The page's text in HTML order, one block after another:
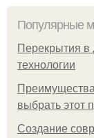
Популярные
Перекрытия в
технологии
выбрать этот
Создание